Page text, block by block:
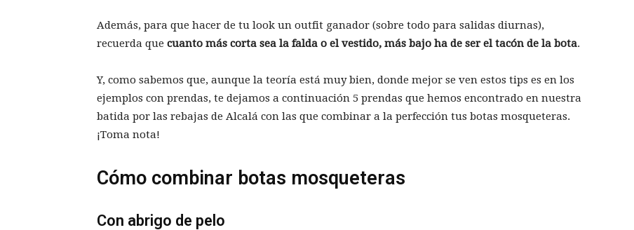
Además, para que hacer de tu look un outfit ganador (sobre todo para salidas diurnas),
recuerda que cuanto más corta sea la falda o el vestido, más bajo ha de ser el tacón de la bota.
Y, como sabemos que, aunque la teoría está muy bien, donde mejor se ven estos tips es en los
ejemplos con prendas, te dejamos a continuación 5 prendas que hemos encontrado en nuestra
batida por las rebajas de Alcalá con las que combinar a la perfección tus botas mosqueteras.
¡Toma nota!
Cómo combinar botas mosqueteras
Con abrigo de pelo